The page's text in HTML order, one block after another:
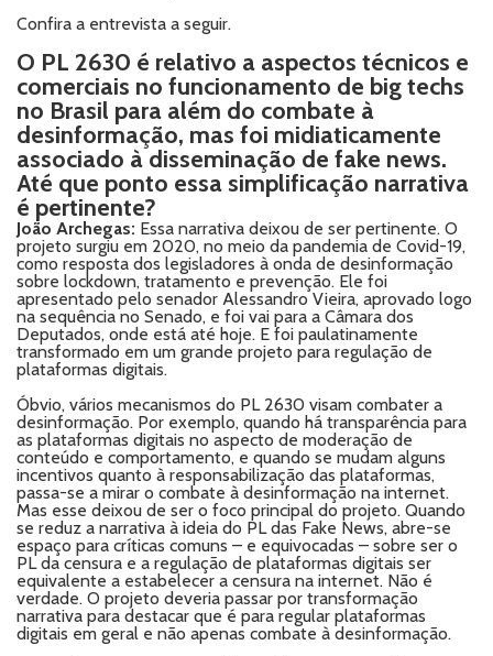
Confira a entrevista a seguir.
O PL 2630 é relativo a aspectos técnicos e
comerciais no funcionamento de big techs
no Brasil para além do combate à
desinformação, mas foi midiaticamente
associado à disseminação de fake news.
Até que ponto essa simplificação narrativa
é pertinente?
João Archegas: Essa narrativa deixou de ser pertinente. O
projeto surgiu em 2020, no meio da pandemia de Covid-19,
como resposta dos legisladores à onda de desinformação
sobre lockdown, tratamento e prevenção. Ele foi
apresentado pelo senador Alessandro Vieira, aprovado logo
na sequência no Senado, e foi vai para a Câmara dos
Deputados, onde está até hoje. E foi paulatinamente
transformado em um grande projeto para regulação de
plataformas digitais.
Óbvio, vários mecanismos do PL 2630 visam combater a
desinformação. Por exemplo, quando há transparência para
as plataformas digitais no aspecto de moderação de
conteúdo e comportamento, e quando se mudam alguns
incentivos quanto à responsabilização das plataformas,
passa-se a mirar o combate à desinformação na internet.
Mas esse deixou de ser o foco principal do projeto. Quando
se reduz a narrativa à ideia do PL das Fake News, abre-se
espaço para críticas comuns – e equivocadas – sobre ser o
PL da censura e a regulação de plataformas digitais ser
equivalente a estabelecer a censura na internet. Não é
verdade. O projeto deveria passar por transformação
narrativa para destacar que é para regular plataformas
digitais em geral e não apenas combate à desinformação.